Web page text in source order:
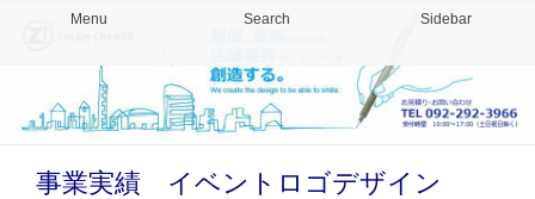
Menu Search Sidebar
事業実績 イベントロゴデザイン